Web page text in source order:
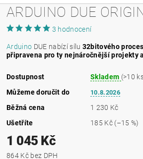
ARDUINO DUE
3 hodnocení
Arduino DUE nabízí sílu 32bitového
připravena pro ty nejnáročnější projekty
Dostupnost Skladem (>10
Můžeme doručit do
10.8.2026
Běžná cena
1 230 Kč
Ušetříte
185 Kč (–15 %)
1 045 Kč
864 Kč bez DPH